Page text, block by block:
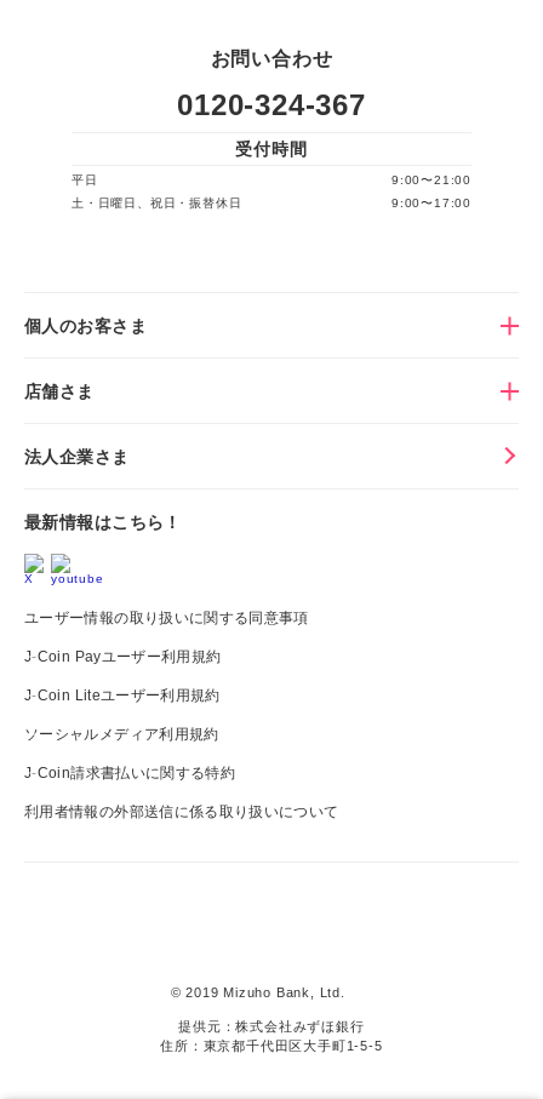
お問い合わせ
0120-324-367
受付時間
平日
9:00〜21:00
土・日曜日、祝日・振替休日
9:00〜17:00
個人のお客さま
店舗さま
法人企業さま
最新情報はこちら！
ユーザー情報の取り扱いに関する同意事項
J-Coin Payユーザー利用規約
J-Coin Liteユーザー利用規約
ソーシャルメディア利用規約
J-Coin請求書払いに関する特約
利用者情報の外部送信に係る取り扱いについて
© 2019 Mizuho Bank, Ltd.
提供元：株式会社みずほ銀行
住所：東京都千代田区大手町1-5-5